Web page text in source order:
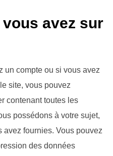
avez sur
un compte ou si vous avez
site, vous pouvez
contenant toutes les
possédons à votre sujet,
fournies. Vous pouvez
des données